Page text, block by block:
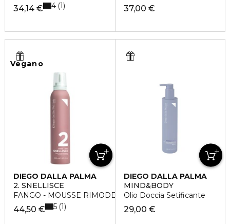
34,14 € 4 1 37,00 €
Vegano
DIEGO DALLA PALMA
2. SNELLISCE
FANGO - MOUSSE RIMODELLANTE
44,50 € 5 1
DIEGO DALLA PALMA
MIND&BODY
Olio Doccia Setificante
29,00 €